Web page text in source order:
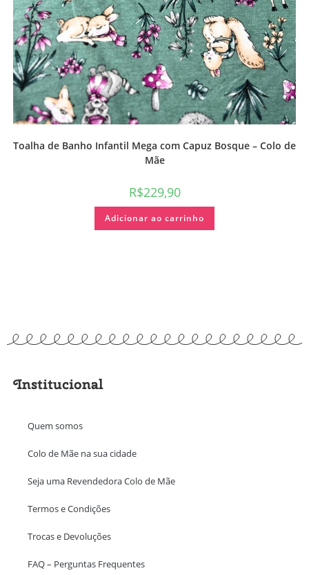
Toalha de Banho Infantil Mega com Capuz Bosque – Colo de
Mãe
R$229,90
Adicionar ao carrinho
Institucional
Quem somos
Colo de Mãe na sua cidade
Seja uma Revendedora Colo de Mãe
Termos e Condições
Trocas e Devoluções
FAQ – Perguntas Frequentes